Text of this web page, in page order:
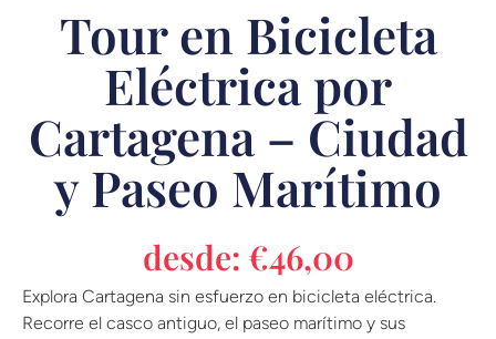
Tour en Bicicleta
Eléctrica por
Cartagena – Ciudad
y Paseo Marítimo
desde: €46,00
Explora Cartagena sin esfuerzo en bicicleta eléctrica.
Recorre el casco antiguo, el paseo marítimo y sus